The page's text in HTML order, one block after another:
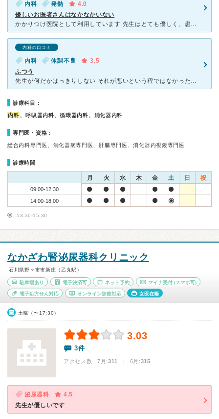
内科 発熱
4.0
優しいお医者さんはなかなかいない
かかりつけ医院として利用しています 先生はとても優しく、患者の話に耳を傾けてくださるスタンスです ひとりひとりに合った治療法を見つけてくださるため、患者１人の対応時間も一般的な内科よりは長めで
内科の口コミ
内科 体調不良
3.5
ふつう
先生が何だかはっきりしない それが悪いという程ではなかったけど、結果を聞かせてもらえないからすっきりしなかった ここでなくても良いというか…。 優しげで対応も柔らかい先生で、廊下には学区の子
診療科目：
内科、呼吸器内科、循環器内科、消化器内科
専門医・資格：
総合内科専門医、消化器病専門医、肝臓専門医、消化器内視鏡専門医
診療時間
月 火 水 木 金 土 日 祝
09:00-12:30
14:00-18:00
13:30-15:30
なかざわ腎泌尿器科クリニック
石川県野々市市新庄（乙丸駅）
駐車場あり 電子決済可 ネット予約 マイナ受付 (スマホ可)
電子処方せん対応 オンライン診療対応 女医在籍
土曜（〜17:30）
3.03
3件
アクセス数 7月:311 | 6月:315
泌尿器科
4.5
先生が優しいです